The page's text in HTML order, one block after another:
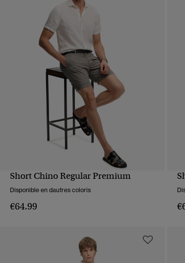
APERÇU RAPIDE
Short Chino Regular Premium
Disponible en dautres coloris
€64.99